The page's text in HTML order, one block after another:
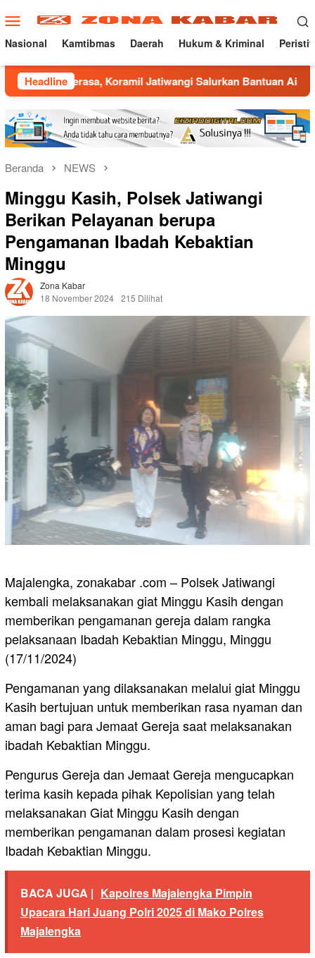
ke
konten
Menu
Mobile
Nasional Kamtibmas Daerah Hukum & Kriminal
Headline
Koramil Jatiwangi Salurkan Bantuan Air Bersih untuk
Beranda NEWS
Minggu Kasih, Polsek Jatiwangi
Berikan Pelayanan berupa
Pengamanan Ibadah Kebaktian
Minggu
Zona Kabar
18 November 2024 215 Dilihat
Majalengka, zonakabar .com – Polsek Jatiwangi
kembali melaksanakan giat Minggu Kasih dengan
memberikan pengamanan gereja dalam rangka
pelaksanaan Ibadah Kebaktian Minggu, Minggu
(17/11/2024)
Pengamanan yang dilaksanakan melalui giat Minggu
Kasih bertujuan untuk memberikan rasa nyaman dan
aman bagi para Jemaat Gereja saat melaksanakan
ibadah Kebaktian Minggu.
Pengurus Gereja dan Jemaat Gereja mengucapkan
terima kasih kepada pihak Kepolisian yang telah
melaksanakan Giat Minggu Kasih dengan
memberikan pengamanan dalam prosesi kegiatan
Ibadah Kebaktian Minggu.
BACA JUGA | Kapolres Majalengka Pimpin
Upacara Hari Juang Polri 2025 di Mako Polres
Majalengka